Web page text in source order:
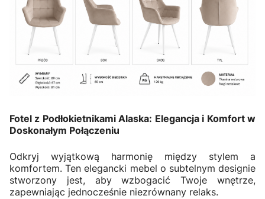
Fotel z Podłokietnikami Alaska: Elegancja i Komfort w
Doskonałym Połączeniu
Odkryj wyjątkową harmonię między stylem a
komfortem. Ten elegancki mebel o subtelnym designie
stworzony jest, aby wzbogacić Twoje wnętrze,
zapewniając jednocześnie niezrównany relaks.